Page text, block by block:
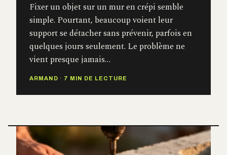
Fixer un objet sur un mur en crépi semble
simple. Pourtant, beaucoup voient leur
support se détacher sans prévenir, parfois en
quelques jours seulement. Le problème ne
vient presque jamais…
ARMAND · 7 MIN DE LECTURE